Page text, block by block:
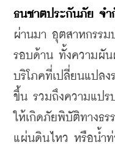
ธนชาตประกันภัย จ
ผ่านมา อุตสาหกรรม
รอบด้าน ทั้งความผัน
บริโภคที่เปลี่ยนแปลง
ขึ้น รวมถึงความแปร
ให้เกิดภัยพิบัติทางธ
แผ่นดินไหว หรือน้ำ